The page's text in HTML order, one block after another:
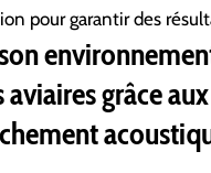
pour garantir des
aviaires grâce